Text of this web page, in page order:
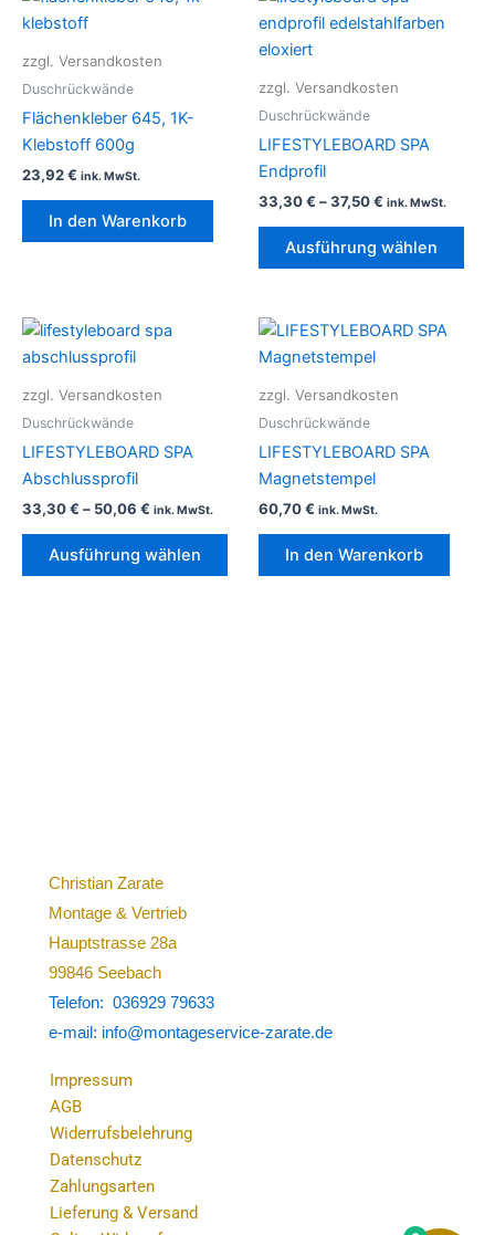
zzgl. Versandkosten
Duschrückwände
Flächenkleber 645, 1K-
Klebstoff 600g
23,92€ ink. MwSt.
In den Warenkorb
zzgl. Versandkosten
Duschrückwände
LIFESTYLEBOARD SPA
Endprofil
33,30€ –37,50€ ink. MwSt.
Ausführung wählen
zzgl. Versandkosten
Duschrückwände
LIFESTYLEBOARD SPA
Abschlussprofil
33,30€ – 50,06 € ink. MwSt.
Ausführung wählen
Dieses
Produkt
mehrere
Optionen
zzgl. Versandkosten
Duschrückwände
LIFESTYLEBOARD SPA
Magnetstempel
60,70€ ink. MwSt.
In den Warenkorb
Christian Zarate
Montage & Vertrieb
Hauptstrasse 28a
99846 Seebach
Telefon: 036929 79633
e-mail: info@montageservice-zarate.de
Impressum
AGB
Widerrufsbelehrung
Datenschutz
Zahlungsarten
Lieferung & Versand